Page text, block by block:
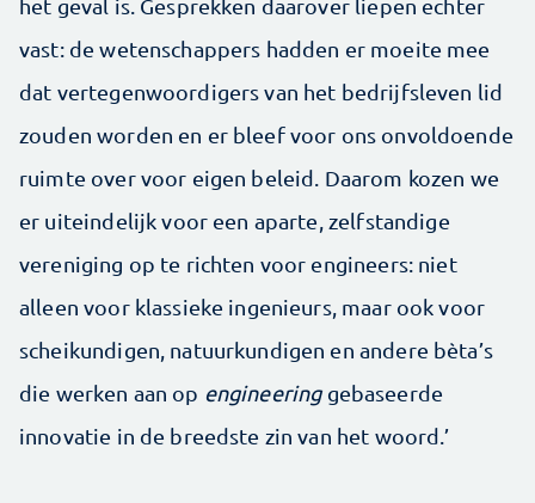
het geval is. Gesprekken daarover liepen echter
vast: de ­wetenschappers hadden er moeite mee
dat ­vertegenwoordigers van het bedrijfsleven lid
zouden worden en er bleef voor ons onvoldoende
ruimte over voor eigen ­beleid. Daarom kozen we
er uiteindelijk voor een ­aparte, zelfstandige
vereniging op te richten voor ­engineers: niet
alleen voor klassieke ingenieurs, maar ook voor
scheikundigen, natuurkundigen en andere ­bèta’s
die werken aan op engineering gebaseerde
innovatie in de breedste zin van het woord.’